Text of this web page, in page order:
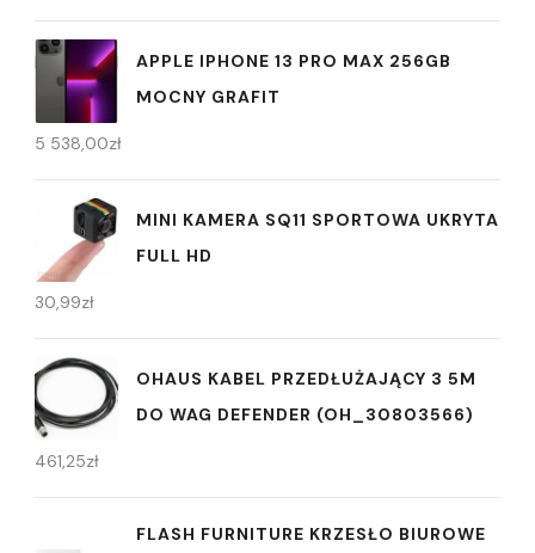
APPLE IPHONE 13 PRO MAX 256GB
MOCNY GRAFIT
5 538,00zł
MINI KAMERA SQ11 SPORTOWA UKRYTA
FULL HD
30,99zł
OHAUS KABEL PRZEDŁUŻAJĄCY 3 5M
DO WAG DEFENDER (OH_30803566)
461,25zł
FLASH FURNITURE KRZESŁO BIUROWE